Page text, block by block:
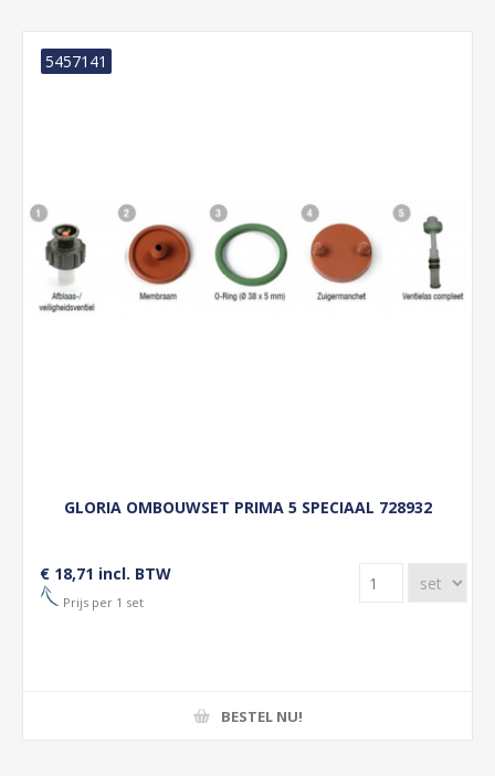
GLORIA OMBOUWSET PRIMA 5 SPECIAAL 728932
5457141
€ 18,71 incl. BTW
Prijs per 1 set
BESTEL NU!